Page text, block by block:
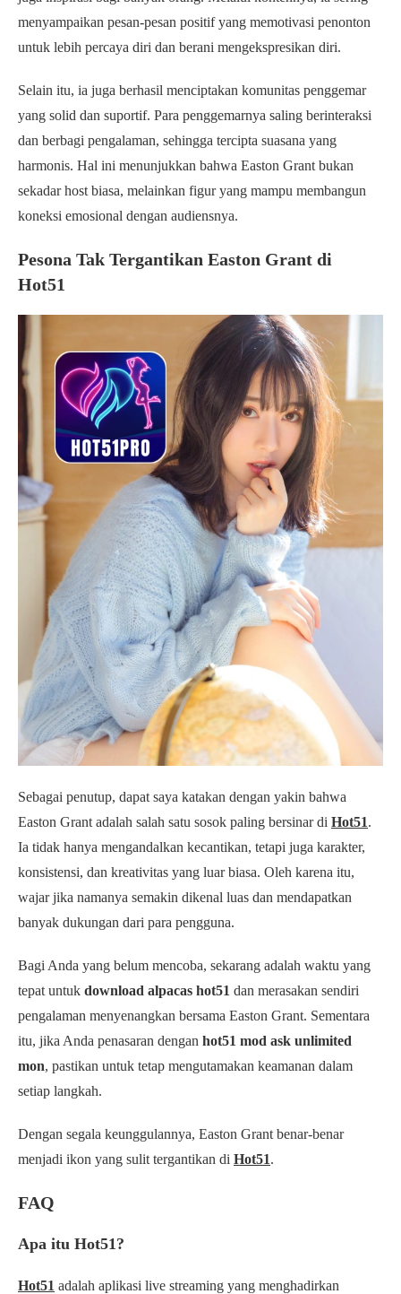
menyampaikan pesan-pesan positif yang memotivasi penonton
untuk lebih percaya diri dan berani mengekspresikan diri.
Selain itu, ia juga berhasil menciptakan komunitas penggemar
yang solid dan suportif. Para penggemarnya saling berinteraksi
dan berbagi pengalaman, sehingga tercipta suasana yang
harmonis. Hal ini menunjukkan bahwa Easton Grant bukan
sekadar host biasa, melainkan figur yang mampu membangun
koneksi emosional dengan audiensnya.
Pesona Tak Tergantikan Easton Grant di
Hot51
Sebagai penutup, dapat saya katakan dengan yakin bahwa
Easton Grant adalah salah satu sosok paling bersinar di Hot51.
Ia tidak hanya mengandalkan kecantikan, tetapi juga karakter,
konsistensi, dan kreativitas yang luar biasa. Oleh karena itu,
wajar jika namanya semakin dikenal luas dan mendapatkan
banyak dukungan dari para pengguna.
Bagi Anda yang belum mencoba, sekarang adalah waktu yang
tepat untuk download alpacas hot51 dan merasakan sendiri
pengalaman menyenangkan bersama Easton Grant. Sementara
itu, jika Anda penasaran dengan hot51 mod ask unlimited
mon, pastikan untuk tetap mengutamakan keamanan dalam
setiap langkah.
Dengan segala keunggulannya, Easton Grant benar-benar
menjadi ikon yang sulit tergantikan di Hot51.
FAQ
Apa itu Hot51?
Hot51 adalah aplikasi live streaming yang menghadirkan